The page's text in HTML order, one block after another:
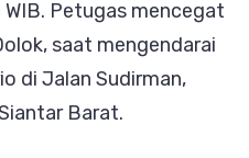
Petugas mencegat
saat mengendarai
di Jalan Sudirman,
Barat.